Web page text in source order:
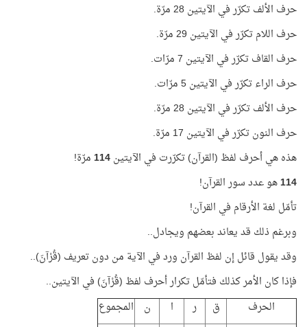
حرف الألف تكرّر في الآيتين 28 مرّة.
حرف اللام تكرّر في الآيتين 29 مرّة.
حرف القاف تكرّر في الآيتين 7 مرّات.
حرف الراء تكرّر في الآيتين 5 مرّات.
حرف الألف تكرّر في الآيتين 28 مرّة.
حرف النون تكرّر في الآيتين 17 مرّة.
هذه هي أحرف لفظ (القرآن) تكرّرت في الآيتين114مرّة!
114هو عدد سور القرآن!
تأمّل لغة الأرقام في القرآن!
وبرغم ذلك قد يعاند بعضهم ويجادل..
وقد يقول قائل إن لفظ القرآن ورد في الآية من دون تعريف (قُرْآنَ)..
فإذا كان الأمر كذلك فتأمّل تكرار أحرف لفظ (قُرْآنَ) في الآيتين..
الحرف
ق ر ا ن
المجموع